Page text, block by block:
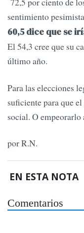
sentimiento
60,5 dice que se
El 54,3 cree que su
último año.
Para las elecciones
suficiente para que
social. O empeorarlo
por R.N.
EN ESTA NOTA
Comentarios